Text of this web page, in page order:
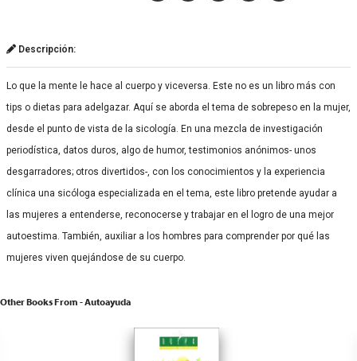
Descripción:
Lo que la mente le hace al cuerpo y viceversa. Este no es un libro más con
tips o dietas para adelgazar. Aquí se aborda el tema de sobrepeso en la mujer,
desde el punto de vista de la sicología. En una mezcla de investigación
periodística, datos duros, algo de humor, testimonios anónimos- unos
desgarradores; otros divertidos-, con los conocimientos y la experiencia
clínica una sicóloga especializada en el tema, este libro pretende ayudar a
las mujeres a entenderse, reconocerse y trabajar en el logro de una mejor
autoestima. También, auxiliar a los hombres para comprender por qué las
mujeres viven quejándose de su cuerpo.
Other Books From - Autoayuda